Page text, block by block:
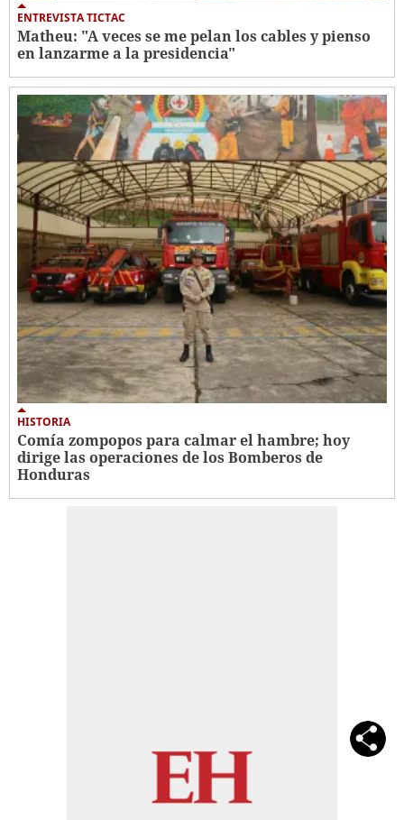
ENTREVISTA TICTAC
Matheu: "A veces se me pelan los cables y pienso
en lanzarme a la presidencia"
HISTORIA
Comía zompopos para calmar el hambre; hoy
dirige las operaciones de los Bomberos de
Honduras